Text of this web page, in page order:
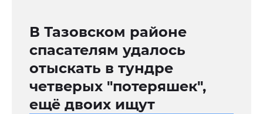
В Тазовском районе
спасателям удалось
отыскать в тундре
четверых "потеряшек",
ещё двоих ищут